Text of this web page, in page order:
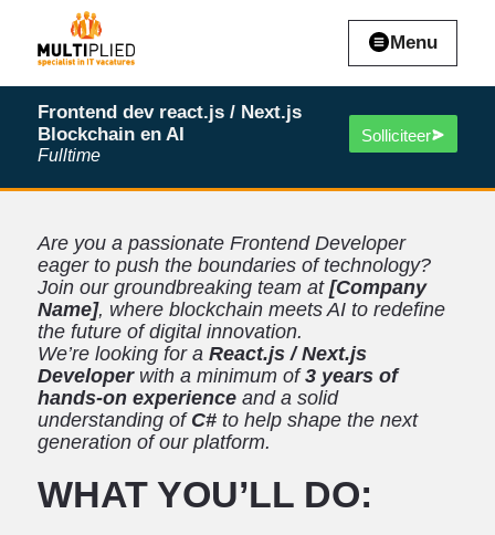
Menu
Frontend dev react.js / Next.js
Blockchain en AI
Fulltime
Solliciteer
Are you a passionate Frontend Developer
eager to push the boundaries of technology?
Join our groundbreaking team at [Company
Name], where blockchain meets AI to redefine
the future of digital innovation.
We’re looking for a React.js / Next.js
Developerwith a minimum of3 years of
hands-on experienceand a solid
understanding of C#to help shape the next
generation of our platform.
WHAT YOU’LL DO: